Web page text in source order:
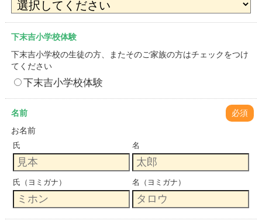
下末吉小学校体験
下末吉小学校の生徒の方、またそのご家族の方はチェックをつけ
てください
下末吉小学校体験
名前
必須
お名前
氏 名
氏（ヨミガナ） 名（ヨミガナ）